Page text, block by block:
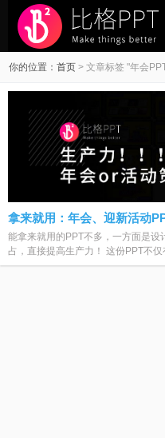
你的位置：首页 > 文章标签 "年会
拿来就用：年会、迎新活动
能拿来就用的PPT不多，一方面是
占，直接提高生产力！ 这份PPT不